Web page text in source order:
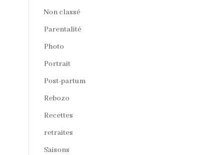
Non classé
Parentalité
Photo
Portrait
Post-partum
Rebozo
Recettes
retraites
Saisons